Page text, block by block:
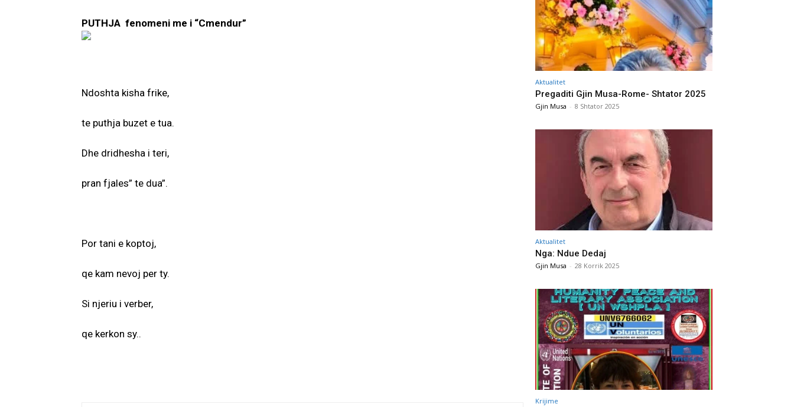
PUTHJA fenomeni me i “Cmendur”
Ndoshta kisha frike,
te puthja buzet e tua.
Dhe dridhesha i teri,
pran fjales” te dua”.
Por tani e koptoj,
qe kam nevoj per ty.
Si njeriu i verber,
qe kerkon sy..
Aktualitet
Pregaditi Gjin Musa-Rome- Shtator 2025
Gjin Musa - 8 Shtator 2025
Aktualitet
Nga: Ndue Dedaj
Gjin Musa - 28 Korrik 2025
Krijime